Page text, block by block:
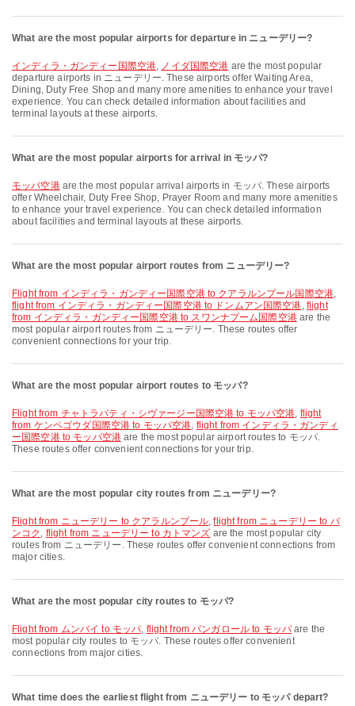
What are the most popular airports for departure in ニューデリー?
インディラ・ガンディー国際空港, ノイダ国際空港 are the most popular
departure airports in ニューデリー. These airports offer Waiting Area,
Dining, Duty Free Shop and many more amenities to enhance your travel
experience. You can check detailed information about facilities and
terminal layouts at these airports.
What are the most popular airports for arrival in モッパ?
モッパ空港are the most popular arrival airports in モッパ. These airports
offer Wheelchair, Duty Free Shop, Prayer Room and many more amenities
to enhance your travel experience. You can check detailed information
about facilities and terminal layouts at these airports.
What are the most popular airport routes from ニューデリー?
flight from インディラ・ガンディー国際空港 to クアラルンプール国際空港,
flight from インディラ・ガンディー国際空港 to ドンムアン国際空港, flight
from インディラ・ガンディー国際空港 to スワンナプーム国際空港are the
most popular airport routes from ニューデリー. These routes offer
convenient connections for your trip.
What are the most popular airport routes to モッパ?
flight from チャトラパティ・シヴァージー国際空港 to モッパ空港, flight
from ケンペゴウダ国際空港 to モッパ空港, flight from インディラ・ガンディ
ー国際空港 to モッパ空港are the most popular airport routes to モッパ.
These routes offer convenient connections for your trip.
What are the most popular city routes from ニューデリー?
flight from ニューデリー to クアラルンプール,flight from ニューデリー to バ
ンコク , flight from ニューデリー to カトマンズ are the most popular city
routes from ニューデリー. These routes offer convenient connections from
major cities.
What are the most popular city routes to モッパ?
flight from ムンバイ to モッパ, flight from バンガロール to モッパ are the
most popular city routes to モッパ. These routes offer convenient
connections from major cities.
What time does the earliest flight from ニューデリー to モッパ depart?